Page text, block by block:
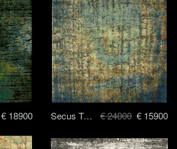
€ 18900 Secus Teal Green - 250x300 cm € 24000 € 15900